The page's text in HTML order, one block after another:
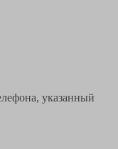
указанный